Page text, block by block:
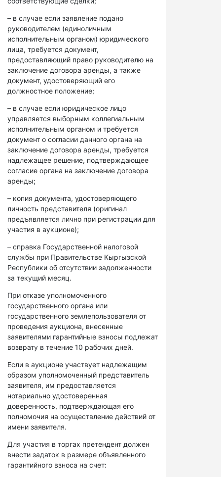
– в случае если заявление подано
руководителем (единоличным
исполнительным органом) юридического
лица, требуется документ,
предоставляющий право руководителю на
заключение договора аренды, а также
документ, удостоверяющий его
должностное положение;
– в случае если юридическое лицо
управляется выборным коллегиальным
исполнительным органом и требуется
документ о согласии данного органа на
заключение договора аренды, требуется
надлежащее решение, подтверждающее
согласие органа на заключение договора
аренды;
– копия документа, удостоверяющего
личность представителя (оригинал
предъявляется лично при регистрации для
участия в аукционе);
– справка Государственной налоговой
службы при Правительстве Кыргызской
Республики об отсутствии задолженности
за текущий месяц.
При отказе уполномоченного
государственного органа или
государственного землепользователя от
проведения аукциона, внесенные
заявителями гарантийные взносы подлежат
возврату в течение 10 рабочих дней.
Если в аукционе участвует надлежащим
образом уполномоченный представитель
заявителя, им предоставляется
нотариально удостоверенная
доверенность, подтверждающая его
полномочия на осуществление действий от
имени заявителя.
Для участия в торгах претендент должен
внести задаток в размере объявленного
гарантийного взноса на счет: